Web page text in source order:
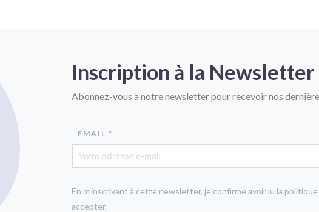
Inscription à la Newsletter
Abonnez-vous à notre newsletter pour recevoir nos
EMAIL *
En m'inscrivant à cette newsletter, je confirme avoir lu la
accepter.